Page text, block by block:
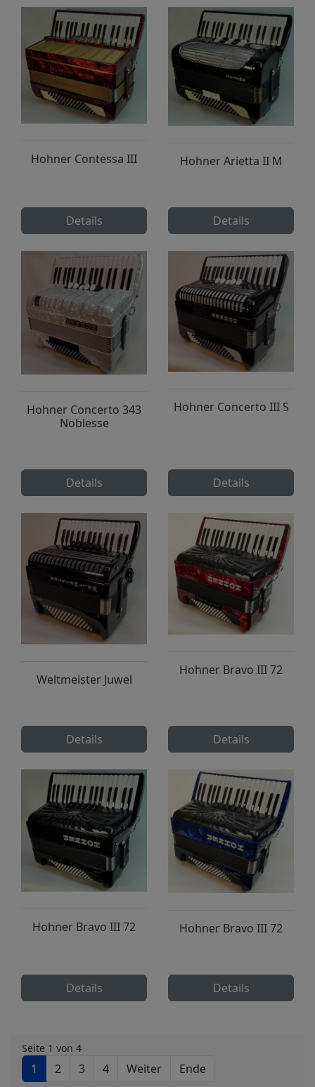
Hohner Contessa III
Details
Hohner Arietta II M
Details
Hohner Concerto 343
Noblesse
Details
Hohner Concerto III S
Details
Weltmeister Juwel
Details
Hohner Bravo III 72
Details
Hohner Bravo III 72
Details
Hohner Bravo III 72
Details
Seite 1 von 4
1 2 3 4 Weiter Ende